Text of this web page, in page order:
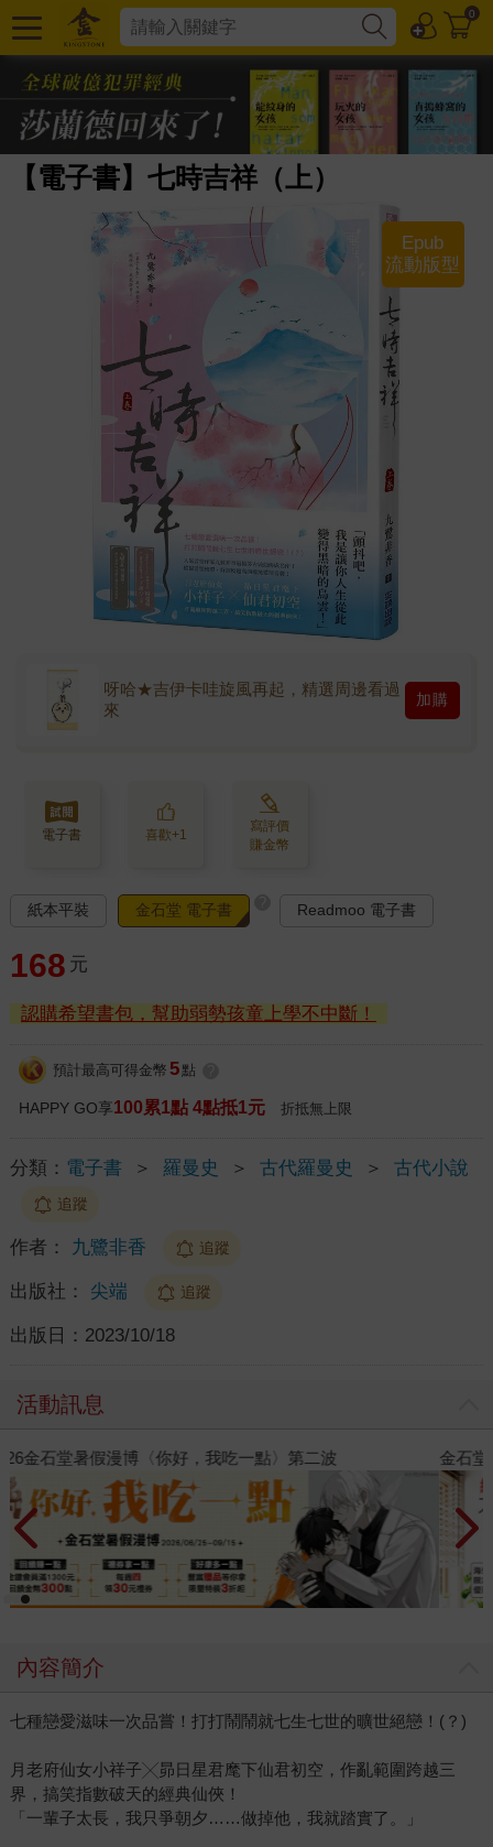
0
【電子書】七時吉祥（上）
Epub
流動版型
呀哈★吉伊卡哇旋風再起，精選周邊看過
來
加購
電子書 喜歡+1
寫評價
賺金幣
紙本平裝 金石堂 電子書 Readmoo 電子書
168 元
認購希望書包，幫助弱勢孩童上學不中斷！
預計最高可得金幣 5 點
HAPPY GO享100累1點 4點抵1元 折抵無上限
分類： 電子書 ＞ 羅曼史 ＞ 古代羅曼史 ＞ 古代小說
追蹤
作者： 九鷺非香 追蹤
出版社： 尖端 追蹤
出版日： 2023/10/18
活動訊息
金石堂2026海外優惠：電子書
內容簡介
七種戀愛滋味一次品嘗！打打鬧鬧就七生七世的曠世絕戀！(？)
月老府仙女小祥子╳昴日星君麾下仙君初空，作亂範圍跨越三
界，搞笑指數破天的經典仙俠！
「一輩子太長，我只爭朝夕……做掉他，我就踏實了。」